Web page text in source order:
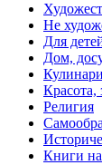
Не
Для
Дом,
Красота,
Религия
Книги на